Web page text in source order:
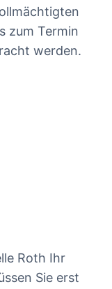
zum Termin
werden.
Roth Ihr
Sie erst